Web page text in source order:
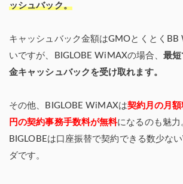
ッシュバック。
キャッシュバック金額はGMOとくとく
いですが、BIGLOBE WiMAXの場合、最
金キャッシュバックを受け取れます。
その他、BIGLOBE WiMAXは契約月の月
円の契約事務手数料が無料になるのも魅力
BIGLOBEは口座振替で契約できる数少な
ダです。